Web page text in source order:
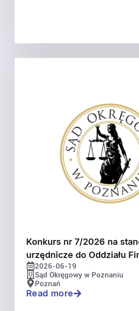
Konkurs nr 7/2026 na
urzędnicze do Oddziału
2026-06-19
Sąd Okręgowy w Poznaniu
Poznań
Read more